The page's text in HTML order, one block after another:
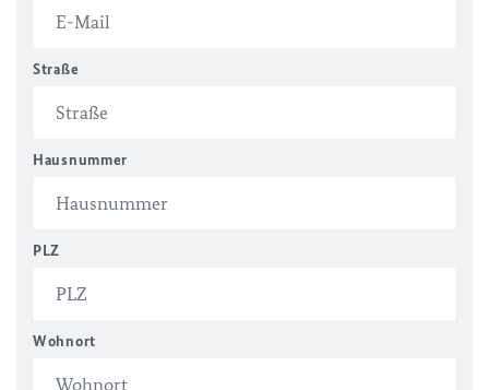
Straße
Hausnummer
PLZ
Wohnort